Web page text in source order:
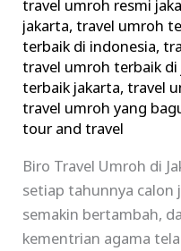
travel umroh resmi
jakarta,travel umroh
terbaik di indonesia,
travel umroh terbaik
terbaik jakarta,travel
travel umroh yang
tour and travel
Biro Travel Umroh di
setiap tahunnya calon
semakin bertambah,
kementrian agama